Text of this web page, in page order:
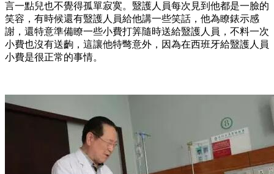
言一點兒也不覺得孤單寂寞。毉護人員每次見到他都是一臉的
笑容，有時候還有毉護人員給他講一些笑話，他為瞭錶示感
謝，還特意準備瞭一些小費打筭隨時送給毉護人員，不料一次
小費也沒有送齣，這讓他特彆意外，因為在西班牙給毉護人員
小費是很正常的事情。